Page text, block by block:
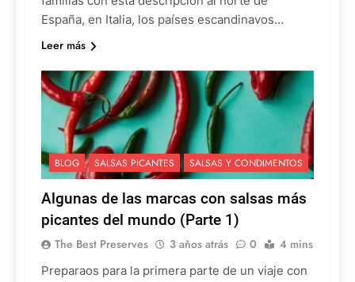
España, en Italia, los países escandinavos…
Leer más
BLOG SALSAS PICANTES SALSAS Y CONDIMENTOS
Algunas de las marcas con salsas más
picantes del mundo (Parte 1)
The Best Preserves 3 años atrás 0 4 mins
Preparaos para la primera parte de un viaje con